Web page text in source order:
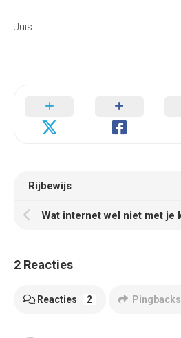
Juist.
Rijbewijs
Wat internet wel niet met je
2 Reacties
Reacties 2 Pingbacks